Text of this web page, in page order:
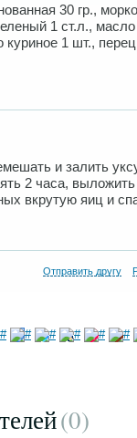
30 гр.,
1 ст.л., масло
куриное 1 шт.,
и залить
2 часа,
вкрутую яиц и
Отправить другу
(0)